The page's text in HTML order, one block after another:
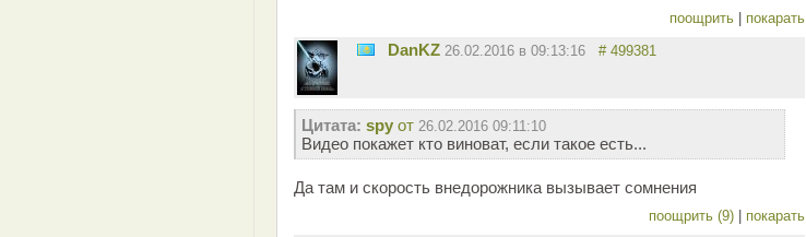
поощрить покарать
DanKZ 26.02.2016 в 09:13:16 # 499381
Цитата: spy от 26.02.2016 09:11:10
Видео покажет кто виноват, если такое есть...
Да там и скорость внедорожника вызывает сомнения
поощрить (9) покарать